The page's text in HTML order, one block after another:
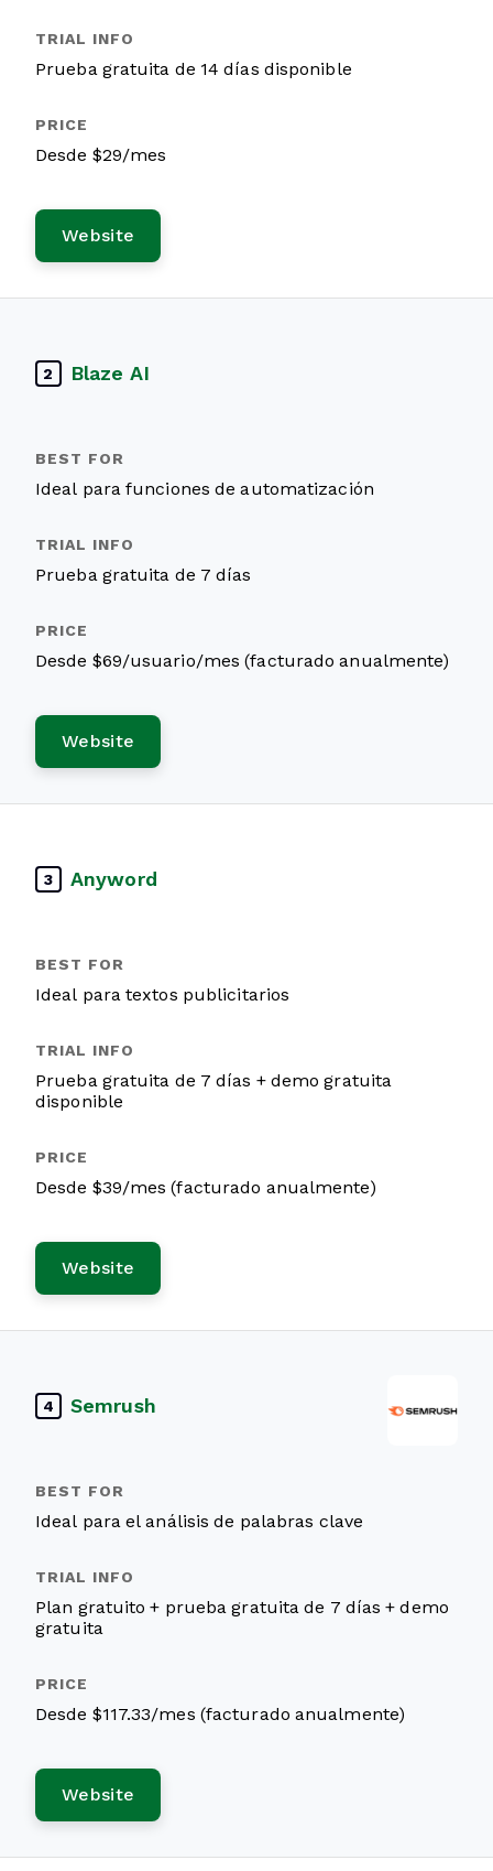
Prueba gratuita de 14 días disponible
Desde $29/mes
Website
2 Blaze AI
Ideal para funciones de automatización
Prueba gratuita de 7 días
Desde $69/usuario/mes (facturado anualmente)
Website
3 Anyword
Ideal para textos publicitarios
Prueba gratuita de 7 días + demo gratuita
disponible
Desde $39/mes (facturado anualmente)
Website
4 Semrush
Ideal para el análisis de palabras clave
Plan gratuito + prueba gratuita de 7 días + demo
gratuita
Desde $117.33/mes (facturado anualmente)
Website